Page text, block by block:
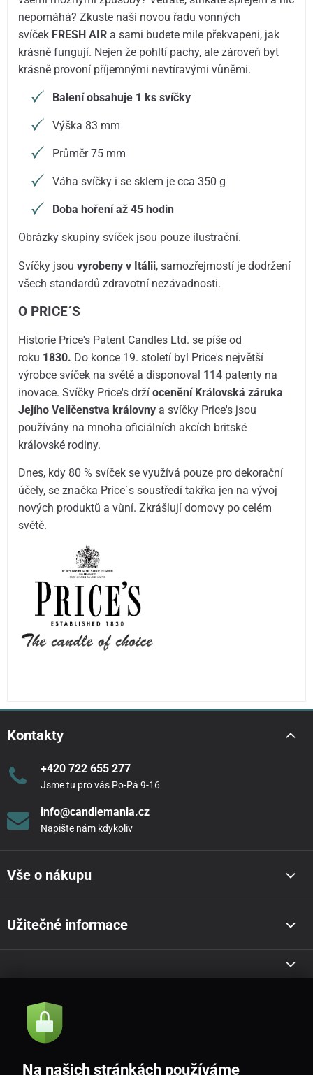
nepomáhá? Zkuste naši novou řadu vonných
svíček FRESH AIR a sami budete mile překvapeni, jak
krásně fungují. Nejen že pohltí pachy, ale zároveň byt
krásně provoní příjemnými nevtíravými vůněmi.
Balení obsahuje 1 ks svíčky
Výška 83 mm
Průměr 75 mm
Váha svíčky i se sklem je cca 350 g
Doba hoření až 45 hodin
Obrázky skupiny svíček jsou pouze ilustrační.
Svíčky jsouvyrobeny v Itálii, samozřejmostí je dodržení
všech standardů zdravotní nezávadnosti.
O PRICE´S
Historie Price's Patent Candles Ltd. se píše od
roku 1830. Do konce 19. století byl Price's největší
výrobce svíček na světě a disponoval 114 patenty na
inovace. Svíčky Price's držíocenění Královská záruka
Jejího Veličenstva královny a svíčky Price's jsou
používány na mnoha oficiálních akcích britské
královské rodiny.
Dnes, kdy 80 % svíček se využívá pouze pro dekorační
účely, se značka Price´s soustředí takřka jen na vývoj
nových produktů a vůní. Zkrášlují domovy po celém
světě.
Kontakty
+420 722 655 277
Jsme tu pro vás Po-Pá 9-16
info@candlemania.cz
Napište nám kdykoliv
Vše o nákupu
Užitečné informace
Akce a novinky e-mailem
Na našich stránkách používáme